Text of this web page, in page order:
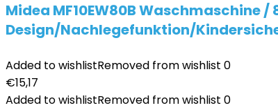
Midea MF10EW80B
Design/Nachlegefunktion/
Added to wishlistRemoved from wishlist 0
€15,17
Added to wishlistRemoved from wishlist 0